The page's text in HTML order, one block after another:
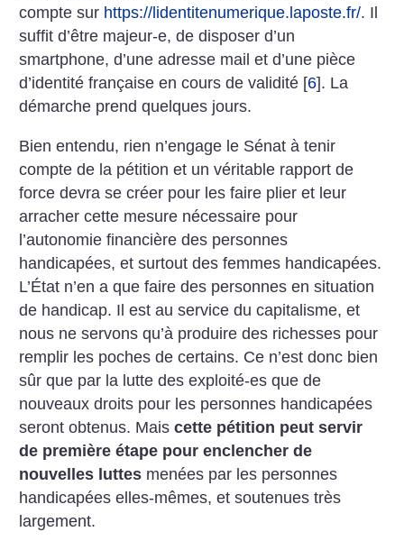
compte sur https://lidentitenumerique.laposte.fr/. Il
suffit d’être majeur-e, de disposer d’un
smartphone, d’une adresse mail et d’une pièce
d’identité française en cours de validité [6]. La
démarche prend quelques jours.
Bien entendu, rien n’engage le Sénat à tenir
compte de la pétition et un véritable rapport de
force devra se créer pour les faire plier et leur
arracher cette mesure nécessaire pour
l’autonomie financière des personnes
handicapées, et surtout des femmes handicapées.
L’État n’en a que faire des personnes en situation
de handicap. Il est au service du capitalisme, et
nous ne servons qu’à produire des richesses pour
remplir les poches de certains. Ce n’est donc bien
sûr que par la lutte des exploité-es que de
nouveaux droits pour les personnes handicapées
seront obtenus. Maiscette pétition peut servir
de première étape pour enclencher de
nouvelles luttes menées par les personnes
handicapées elles-mêmes, et soutenues très
largement.